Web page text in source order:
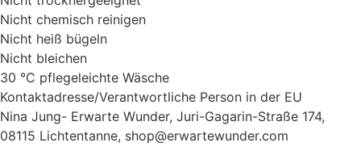
Nicht chemisch reinigen
Nicht heiß bügeln
Nicht bleichen
30 °C pflegeleichte Wäsche
Kontaktadresse/Verantwortliche Person in der EU
Nina Jung- Erwarte Wunder, Juri-Gagarin-Straße 174,
08115 Lichtentanne, shop@erwartewunder.com